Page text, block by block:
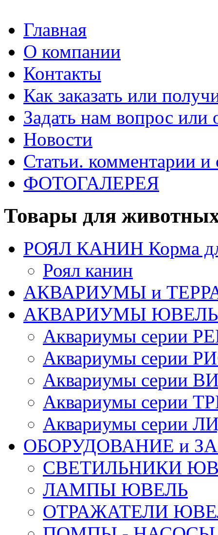
Главная
О компании
Контакты
Как заказать или
Задать нам вопрос или
Новости
Статьи. комментарии и
ФОТОГАЛЕРЕЯ
Товары для
РОЯЛ КАНИН Корма
Роял канин
АКВАРИУМЫ и
АКВАРИУМЫ ЮВЕЛЬ
Аквариумы серии
Аквариумы серии
Аквариумы серии
Аквариумы серии
Аквариумы серии
ОБОРУДОВАНИЕ и
СВЕТИЛЬНИКИ
ЛАМПЫ ЮВЕЛЬ
ОТРАЖАТЕЛИ